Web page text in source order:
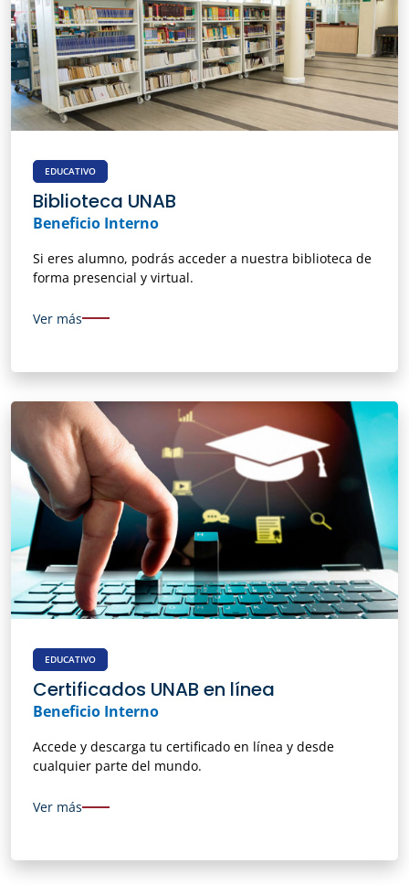
EDUCATIVO
Biblioteca UNAB
Beneficio Interno
Si eres alumno, podrás acceder a nuestra biblioteca de
forma presencial y virtual.
Ver más
EDUCATIVO
Certificados UNAB en línea
Beneficio Interno
Accede y descarga tu certificado en línea y desde
cualquier parte del mundo.
Ver más